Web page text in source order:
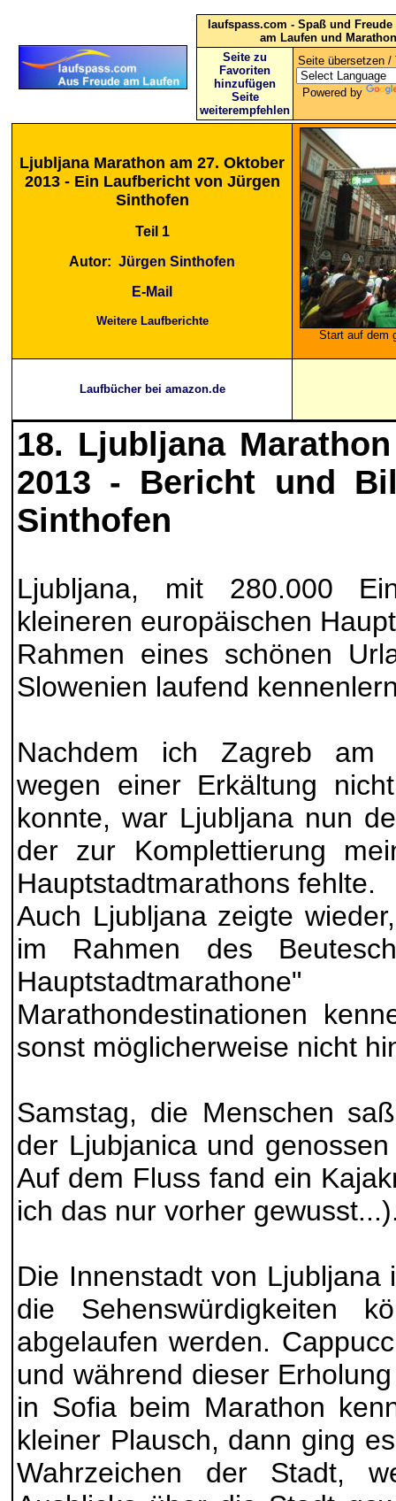
laufspass.com - Spaß und
am Laufen und Marathon
Seite zu
Favoriten
hinzufügen
Seite
weiterempfehlen
Seite übersetzen /
Powered by
Ljubljana Marathon am 27. Oktober
2013 - Ein Laufbericht von Jürgen
Sinthofen
Teil 1
Autor: Jürgen Sinthofen
E-Mail
Weitere Laufberichte
Start auf dem
Laufbücher bei amazon.de
18. Ljubljana
2013 - Bericht und
Sinthofen
Ljubljana, mit 280.000
kleineren europäischen
Rahmen eines schönen
Slowenien laufend
Nachdem ich Zagreb am
wegen einer Erkältung
konnte, war Ljubljana nun
der zur Komplettierung
Hauptstadtmarathons fehlte.
Auch Ljubljana zeigte
im Rahmen des
Marathondestinationen
sonst möglicherweise nicht
Samstag, die Menschen
der Ljubjanica und
Auf dem Fluss fand ein
ich das nur vorher
Die Innenstadt von Ljubljana
die Sehenswürdigkeiten
abgelaufen werden.
und während dieser
in Sofia beim Marathon
kleiner Plausch, dann ging
Wahrzeichen der Stadt,